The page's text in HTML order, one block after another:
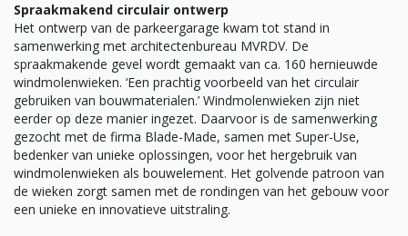
Spraakmakend circulair ontwerp
Het ontwerp van de parkeergarage kwam tot stand in
samenwerking met architectenbureau MVRDV. De
spraakmakende gevel wordt gemaakt van ca. 160 hernieuwde
windmolenwieken. ‘Een prachtig voorbeeld van het circulair
gebruiken van bouwmaterialen.’ Windmolenwieken zijn niet
eerder op deze manier ingezet. Daarvoor is de samenwerking
gezocht met de firma Blade-Made, samen met Super-Use,
bedenker van unieke oplossingen, voor het hergebruik van
windmolenwieken als bouwelement. Het golvende patroon van
de wieken zorgt samen met de rondingen van het gebouw voor
een unieke en innovatieve uitstraling.